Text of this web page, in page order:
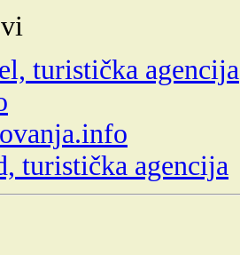
turistička agencija
turistička agencija